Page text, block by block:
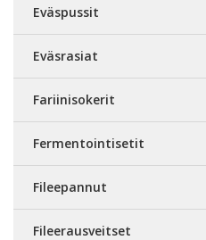
Eväspussit
Eväsrasiat
Fariinisokerit
Fermentointisetit
Fileepannut
Fileerausveitset